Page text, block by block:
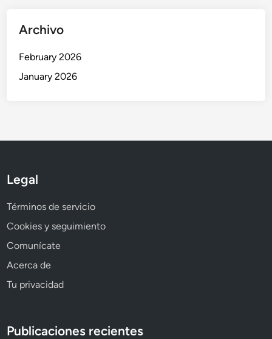
Archivo
February 2026
January 2026
Legal
Términos de servicio
Cookies y seguimiento
Comunícate
Acerca de
Tu privacidad
Publicaciones recientes